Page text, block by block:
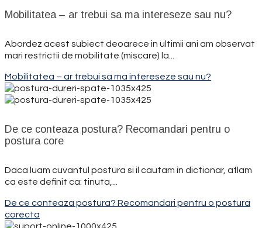
Mobilitatea – ar trebui sa ma intereseze sau nu?
Abordez acest subiect deoarece in ultimii ani am observat
mari restrictii de mobilitate (miscare) la...
Mobilitatea – ar trebui sa ma intereseze sau nu?
De ce conteaza postura? Recomandari pentru o
postura core
Daca luam cuvantul postura si il cautam in dictionar, aflam
ca este definit ca: tinuta,...
De ce conteaza postura? Recomandari pentru o postura
corecta